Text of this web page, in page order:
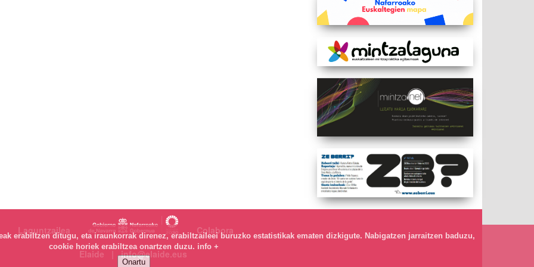
Laguntzailea
Colabora
Elaide | info@elaide.eus
erabiltzen ditugu, eta iraunkorrak direnez, erabiltzaileei buruzko estatistikak ematen dizkigute. Nabigatzen jarraitzen baduzu,
cookie horiek erabiltzea onartzen duzu. info +